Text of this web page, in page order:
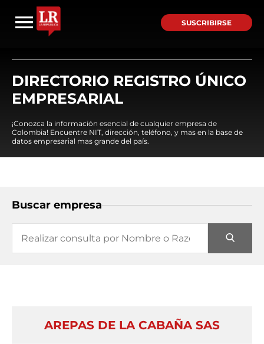
SUSCRIBIRSE
DIRECTORIO REGISTRO ÚNICO
EMPRESARIAL
¡Conozca la información esencial de cualquier empresa de
Colombia! Encuentre NIT, dirección, teléfono, y mas en la base de
datos empresarial mas grande del país.
Buscar empresa
AREPAS DE LA CABAÑA SAS